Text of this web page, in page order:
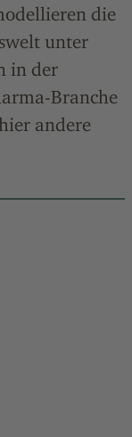
die
unter
in der
Branche
andere